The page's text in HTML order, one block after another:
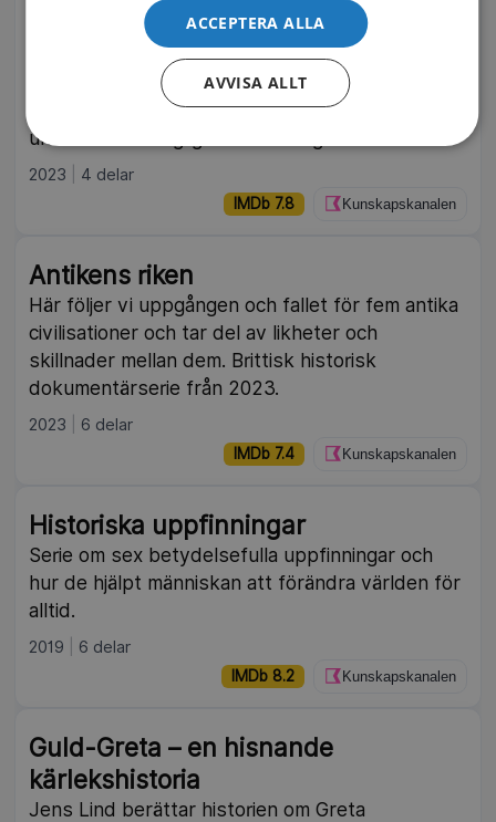
Kungliga skandaler
Från medeltiden och fram till våra dagar har det
brittiska kungahuset varit föremål för allehanda
skandaler. Professor Suzannah Lipscomb
undersöker kungliga skandaler genom tiderna.
2023 4 delar
IMDb 7.8 Kunskapskanalen
Antikens riken
Här följer vi uppgången och fallet för fem antika
civilisationer och tar del av likheter och
skillnader mellan dem. Brittisk historisk
dokumentärserie från 2023.
2023 6 delar
IMDb 7.4 Kunskapskanalen
Historiska uppfinningar
Serie om sex betydelsefulla uppfinningar och
hur de hjälpt människan att förändra världen för
alltid.
2019 6 delar
IMDb 8.2 Kunskapskanalen
Guld-Greta – en hisnande
kärlekshistoria
Jens Lind berättar historien om Greta
ACCEPTERA ALLA
AVVISA ALLT